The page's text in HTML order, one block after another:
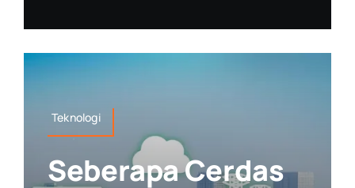
Teknologi
Seberapa Cerdas